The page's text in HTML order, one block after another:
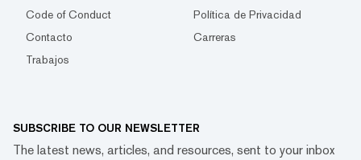
Code of Conduct
Política de Privacidad
Contacto
Carreras
Trabajos
SUBSCRIBE TO OUR NEWSLETTER
The latest news, articles, and resources, sent to your inbox